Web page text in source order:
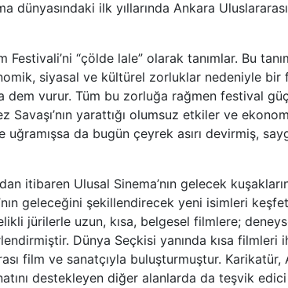
dünyasındaki ilk yıllarında Ankara
“çölde lale” olarak tanımlar. Bu
siyasal ve kültürel zorluklar nedeniyle
vurur. Tüm bu zorluğa rağmen festival
yarattığı olumsuz etkiler ve
uğramışsa da bugün çeyrek asırı devirmiş,
itibaren Ulusal Sinema’nın gelecek
geleceğini şekillendirecek yeni isimleri
jürilerle uzun, kısa, belgesel filmlere;
Dünya Seçkisi yanında kısa filmleri
film ve sanatçıyla buluşturmuştur. Karikatür,
destekleyen diğer alanlarda da teşvik